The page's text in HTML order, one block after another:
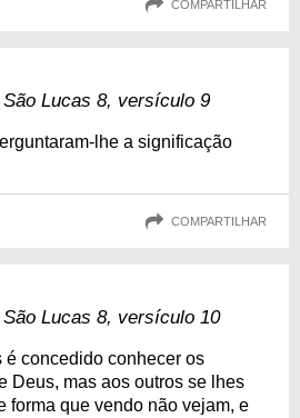
COMPARTILHAR
Lucas 8, versículo 9
lhe a significação
COMPARTILHAR
Lucas 8, versículo 10
é concedido conhecer os
Deus, mas aos outros se lhes
forma que vendo não vejam, e